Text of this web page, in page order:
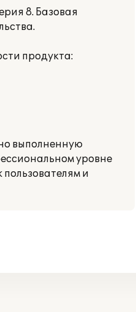
8. Базовая
продукта:
выполненную
уровне
и